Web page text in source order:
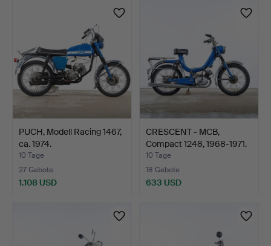
PUCH, Modell Racing 1467,
ca. 1974.
10 Tage
27 Gebote
1.108 USD
CRESCENT - MCB,
Compact 1248, 1968-1971.
10 Tage
18 Gebote
633 USD